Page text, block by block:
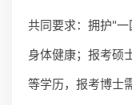
共同要求：拥护"一
身体健康；报考硕
等学历，报考博士